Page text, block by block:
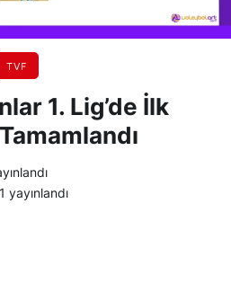
TVF
1. Lig’de İlk
yayınlandı